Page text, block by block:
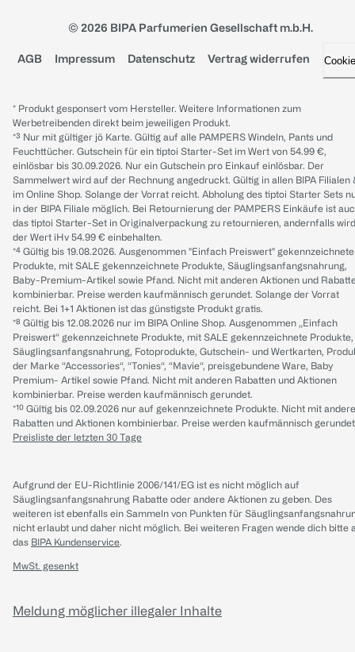
© 2026 BIPA Parfumerien Gesellschaft m.b.H.
AGB Impressum Datenschutz Vertrag widerrufen
* Produkt gesponsert vom Hersteller. Weitere Informationen zum
Werbetreibenden direkt beim jeweiligen Produkt.
*³ Nur mit gültiger jö Karte. Gültig auf alle PAMPERS Windeln, Pants und
Feuchttücher. Gutschein für ein tiptoi Starter-Set im Wert von 54.99 €,
einlösbar bis 30.09.2026. Nur ein Gutschein pro Einkauf einlösbar. Der
Sammelwert wird auf der Rechnung angedruckt. Gültig in allen BIPA Filialen
im Online Shop. Solange der Vorrat reicht. Abholung des tiptoi Starter Sets
in der BIPA Filiale möglich. Bei Retournierung der PAMPERS Einkäufe ist
das tiptoi Starter-Set in Originalverpackung zu retournieren, andernfalls wird
der Wert iHv 54.99 € einbehalten.
*⁴ Gültig bis 19.08.2026. Ausgenommen "Einfach Preiswert" gekennzeichnete
Produkte, mit SALE gekennzeichnete Produkte, Säuglingsanfangsnahrung,
Baby-Premium-Artikel sowie Pfand. Nicht mit anderen Aktionen und
kombinierbar. Preise werden kaufmännisch gerundet. Solange der Vorrat
reicht. Bei 1+1 Aktionen ist das günstigste Produkt gratis.
*⁸ Gültig bis 12.08.2026 nur im BIPA Online Shop. Ausgenommen „Einfach
Preiswert“ gekennzeichnete Produkte, mit SALE gekennzeichnete Produkte,
Säuglingsanfangsnahrung, Fotoprodukte, Gutschein- und Wertkarten,
der Marke “Accessories“, “Tonies“, “Mavie“, preisgebundene Ware, Baby
Premium- Artikel sowie Pfand. Nicht mit anderen Rabatten und Aktionen
kombinierbar. Preise werden kaufmännisch gerundet.
*¹⁰ Gültig bis 02.09.2026 nur auf gekennzeichnete Produkte. Nicht mit
Rabatten und Aktionen kombinierbar. Preise werden kaufmännisch
Preisliste der letzten 30 Tage
Aufgrund der EU-Richtlinie 2006/141/EG ist es nicht möglich auf
Säuglingsanfangsnahrung Rabatte oder andere Aktionen zu geben. Des
weiteren ist ebenfalls ein Sammeln von Punkten für
nicht erlaubt und daher nicht möglich. Bei weiteren Fragen wende dich bitte
das BIPA Kundenservice.
MwSt. gesenkt
Meldung möglicher illegaler Inhalte